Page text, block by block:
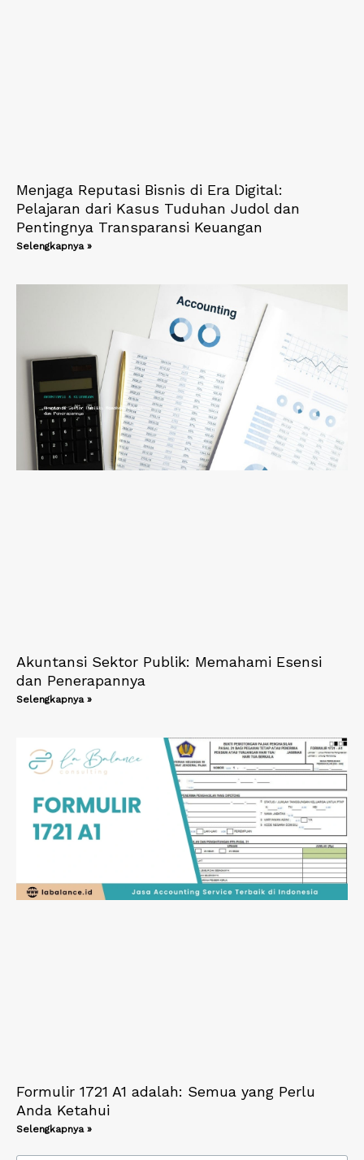
Menjaga Reputasi Bisnis di Era Digital:
Pelajaran dari Kasus Tuduhan Judol dan
Pentingnya Transparansi Keuangan
Selengkapnya »
Akuntansi Sektor Publik: Memahami Esensi
dan Penerapannya
Selengkapnya »
Formulir 1721 A1 adalah: Semua yang Perlu
Anda Ketahui
Selengkapnya »